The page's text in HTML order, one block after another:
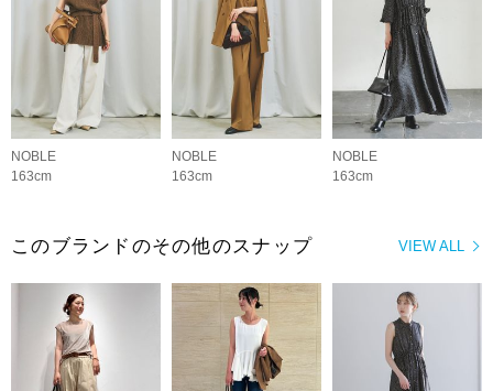
NOBLE
163cm
NOBLE
163cm
NOBLE
163cm
VIEW ALL
このブランドのその他のスナップ